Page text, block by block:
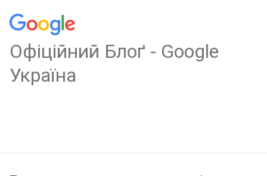
Oфіційний Блоґ - Google
Україна